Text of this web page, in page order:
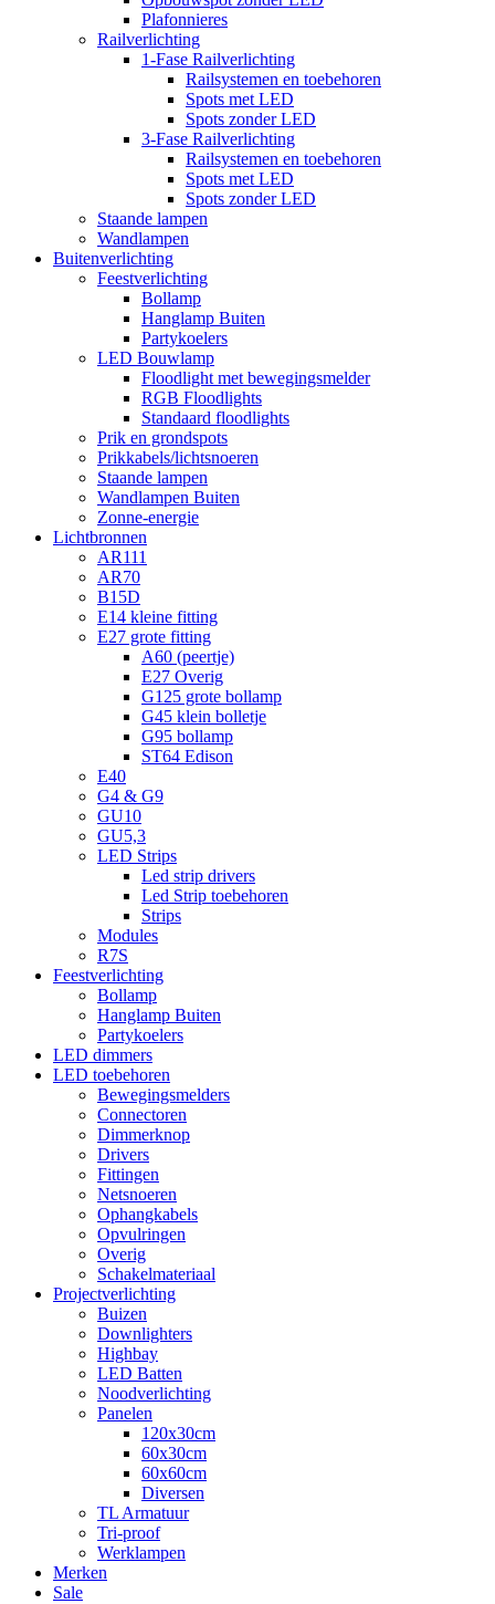
Plafonnieres
Railverlichting
1-Fase Railverlichting
Railsystemen en toebehoren
Spots met LED
Spots zonder LED
3-Fase Railverlichting
Railsystemen en toebehoren
Spots met LED
Spots zonder LED
Staande lampen
Wandlampen
Buitenverlichting
Feestverlichting
Bollamp
Hanglamp Buiten
Partykoelers
LED Bouwlamp
Floodlight met bewegingsmelder
RGB Floodlights
Standaard floodlights
Prik en grondspots
Prikkabels/lichtsnoeren
Staande lampen
Wandlampen Buiten
Zonne-energie
Lichtbronnen
AR111
AR70
B15D
E14 kleine fitting
E27 grote fitting
A60 (peertje)
E27 Overig
G125 grote bollamp
G45 klein bolletje
G95 bollamp
ST64 Edison
E40
G4 & G9
GU10
GU5,3
LED Strips
Led strip drivers
Led Strip toebehoren
Strips
Modules
R7S
Feestverlichting
Bollamp
Hanglamp Buiten
Partykoelers
LED dimmers
LED toebehoren
Bewegingsmelders
Connectoren
Dimmerknop
Drivers
Fittingen
Netsnoeren
Ophangkabels
Opvulringen
Overig
Schakelmateriaal
Projectverlichting
Buizen
Downlighters
Highbay
LED Batten
Noodverlichting
Panelen
120x30cm
60x30cm
60x60cm
Diversen
TL Armatuur
Tri-proof
Werklampen
Merken
Sale